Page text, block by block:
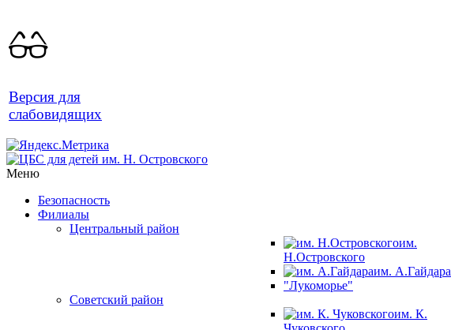
Версия для
слабовидящих
Меню
Безопасность
Филиалы
Центральный район
им.
Н.Островского
им. А.Гайдара
"Лукоморье"
Советский район
им. К.